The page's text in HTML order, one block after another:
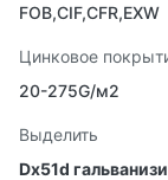
FOB,CIF,CFR,EXW
Цинковое
20-275G/м2
Выделить
Dx51d